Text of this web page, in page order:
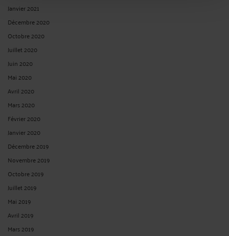
Janvier 2021
Décembre 2020
Octobre 2020
Juillet 2020
Juin 2020
Mai 2020
Avril 2020
Mars 2020
Février 2020
Janvier 2020
Décembre 2019
Novembre 2019
Octobre 2019
Juillet 2019
Mai 2019
Avril 2019
Mars 2019